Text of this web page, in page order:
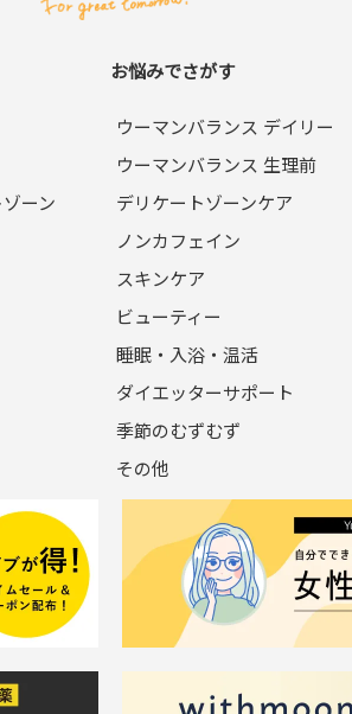
ーン
お悩みでさがす
ウーマンバランス デイリー
ウーマンバランス 生理前
デリケートゾーンケア
ノンカフェイン
スキンケア
ビューティー
睡眠・入浴・温活
ダイエッターサポート
季節のむずむず
その他